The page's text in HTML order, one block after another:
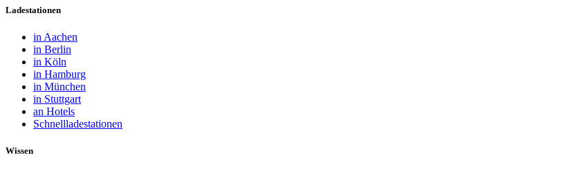
Ladestationen
in Aachen
in Berlin
in Köln
in Hamburg
in München
in Stuttgart
an Hotels
Schnellladestationen
Wissen